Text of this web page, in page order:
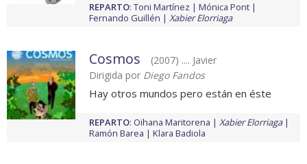
REPARTO: Toni Martínez
Mónica Pont
Fernando Guillén
Xabier Elorriaga
Cosmos
(2007) .... Javier
Dirigida por Diego Fandos
Hay otros mundos pero están en éste
REPARTO: Oihana Maritorena
Xabier Elorriaga
Ramón Barea
Klara Badiola